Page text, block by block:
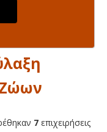
Ζώων
7 επιχειρήσεις